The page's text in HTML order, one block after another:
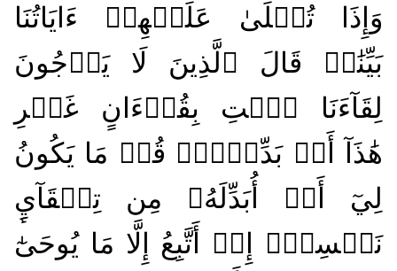
وَإِذَا تُتۡلَىٰ عَلَيۡهِمۡ ءَايَاتُنَا
بَيِّنَٰتٖ قَالَ ٱلَّذِينَ لَا يَرۡجُونَ
لِقَآءَنَا ٱئۡتِ بِقُرۡءَانٍ غَيۡرِ
هَٰذَآ أَوۡ بَدِّلۡهُۚ قُلۡ مَا يَكُونُ
لِيٓ أَنۡ أُبَدِّلَهُۥ مِن تِلۡقَآيِٕ
نَفۡسِيٓۖ إِنۡ أَتَّبِعُ إِلَّا مَا يُوحَىٰٓ